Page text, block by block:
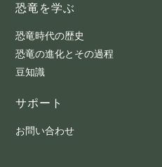
恐竜を学ぶ
恐竜時代の歴史
恐竜の進化とその過程
豆知識
サポート
お問い合わせ